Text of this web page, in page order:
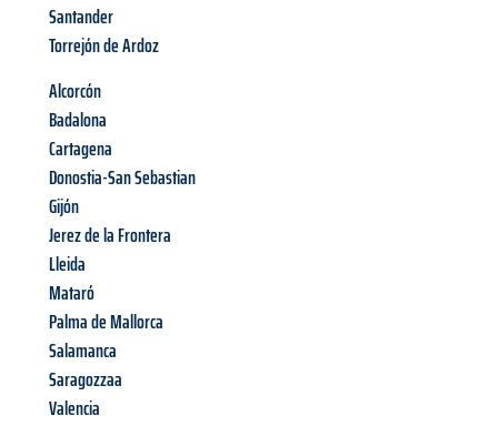
Santander
Torrejón de Ardoz
Alcorcón
Badalona
Cartagena
Donostia-San Sebastian
Gijón
Jerez de la Frontera
Lleida
Mataró
Palma de Mallorca
Salamanca
Saragozzaa
Valencia